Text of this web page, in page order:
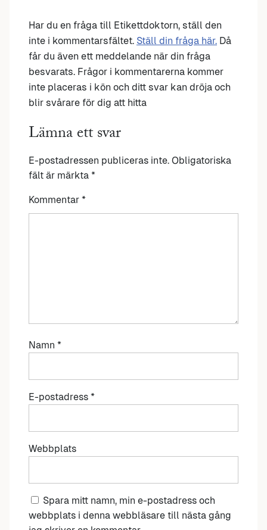
Har du en fråga till Etikettdoktorn, ställ den
inte i kommentarsfältet. Ställ din fråga här. Då
får du även ett meddelande när din fråga
besvarats. Frågor i kommentarerna kommer
inte placeras i kön och ditt svar kan dröja och
blir svårare för dig att hitta
Lämna ett svar
E-postadressen publiceras inte. Obligatoriska
fält är märkta *
Kommentar *
Namn *
E-postadress *
Webbplats
Spara mitt namn, min e-postadress och
webbplats i denna webbläsare till nästa gång